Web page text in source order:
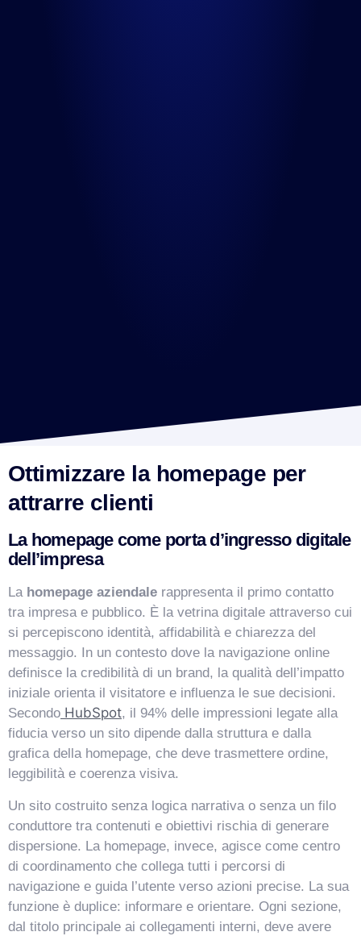
Ottimizzare la homepage per
attrarre clienti
La homepage come porta d’ingresso digitale
dell’impresa
La homepage aziendale rappresenta il primo contatto
tra impresa e pubblico. È la vetrina digitale attraverso cui
si percepiscono identità, affidabilità e chiarezza del
messaggio. In un contesto dove la navigazione online
definisce la credibilità di un brand, la qualità dell’impatto
iniziale orienta il visitatore e influenza le sue decisioni.
Secondo HubSpot, il 94% delle impressioni legate alla
fiducia verso un sito dipende dalla struttura e dalla
grafica della homepage, che deve trasmettere ordine,
leggibilità e coerenza visiva.
Un sito costruito senza logica narrativa o senza un filo
conduttore tra contenuti e obiettivi rischia di generare
dispersione. La homepage, invece, agisce come centro
di coordinamento che collega tutti i percorsi di
navigazione e guida l’utente verso azioni precise. La sua
funzione è duplice: informare e orientare. Ogni sezione,
dal titolo principale ai collegamenti interni, deve avere